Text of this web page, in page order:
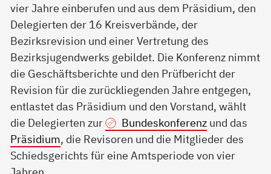
vier Jahre einberufen und aus dem Präsidium, den
Delegierten der 16 Kreisverbände, der
Bezirksrevision und einer Vertretung des
Bezirksjugendwerks gebildet. Die Konferenz nimmt
die Geschäftsberichte und den Prüfbericht der
Revision für die zurückliegenden Jahre entgegen,
entlastet das Präsidium und den Vorstand, wählt
die Delegierten zur
Bundeskonferenzund das
Präsidium, die Revisoren und die Mitglieder des
Schiedsgerichts für eine Amtsperiode von vier